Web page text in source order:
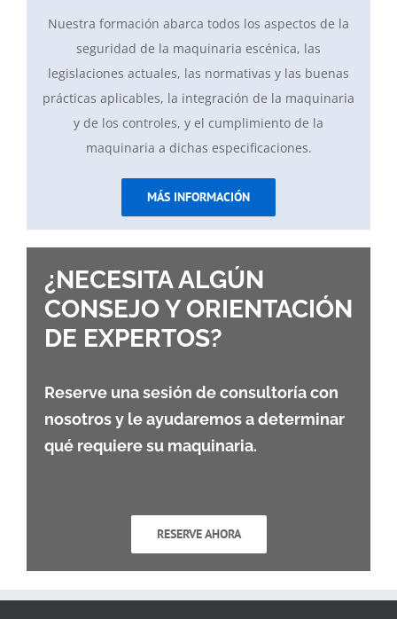
Nuestra formación abarca todos los aspectos de la
seguridad de la maquinaria escénica, las
legislaciones actuales, las normativas y las buenas
prácticas aplicables, la integración de la maquinaria
y de los controles, y el cumplimiento de la
maquinaria a dichas especificaciones.
MÁS INFORMACIÓN
¿NECESITA ALGÚN
CONSEJO Y ORIENTACIÓN
DE EXPERTOS?
Reserve una sesión de consultoría con
nosotros y le ayudaremos a determinar
qué requiere su maquinaria.
RESERVE AHORA